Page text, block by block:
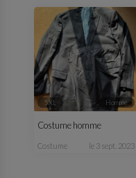
5XL homme
Costume homme
costume le 3 sept. 2023